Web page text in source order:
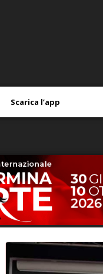
Scarica l’app